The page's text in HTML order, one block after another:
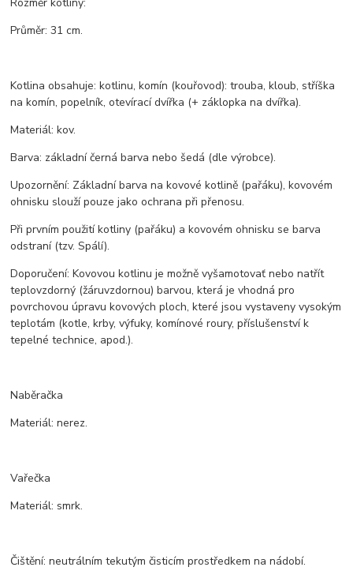
Průměr: 31 cm.
Kotlina obsahuje: kotlinu, komín (kouřovod): trouba, kloub, stříška
na komín, popelník, otevírací dvířka (+ záklopka na dvířka).
Materiál: kov.
Barva: základní černá barva nebo šedá (dle výrobce).
Upozornění: Základní barva na kovové kotlině (pařáku), kovovém
ohnisku slouží pouze jako ochrana při přenosu.
Při prvním použití kotliny (pařáku) a kovovém ohnisku se barva
odstraní (tzv. Spálí).
Doporučení: Kovovou kotlinu je možně vyšamotovať nebo natřít
teplovzdorný (žáruvzdornou) barvou, která je vhodná pro
povrchovou úpravu kovových ploch, které jsou vystaveny vysokým
teplotám (kotle, krby, výfuky, komínové roury, příslušenství k
tepelné technice, apod.).
Naběračka
Materiál: nerez.
Vařečka
Materiál: smrk.
Čištění: neutrálním tekutým čisticím prostředkem na nádobí.